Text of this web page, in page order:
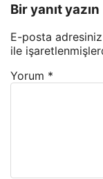
Bir yanıt yazın
E-posta
ile
Yorum *